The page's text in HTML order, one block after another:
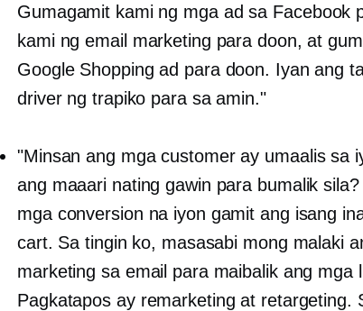
Gumagamit kami ng mga ad sa Facebook
kami ng email marketing para doon, at
Google Shopping ad para doon. Iyan ang
driver ng trapiko para sa amin."
"Minsan ang mga customer ay umaalis sa
ang maaari nating gawin para bumalik
mga conversion na iyon gamit ang isang
cart. Sa tingin ko, masasabi mong malaki
marketing sa email para maibalik ang mga
Pagkatapos ay remarketing at retargeting.